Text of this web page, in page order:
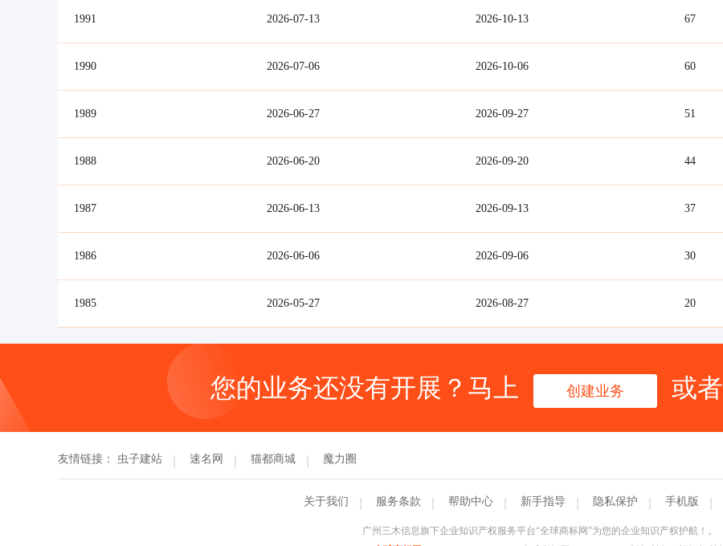
1991 2026-07-13 2026-10-13 67
1990 2026-07-06 2026-10-06 60
1989 2026-06-27 2026-09-27 51
1988 2026-06-20 2026-09-20 44
1987 2026-06-13 2026-09-13 37
1986 2026-06-06 2026-09-06 30
1985 2026-05-27 2026-08-27 20
您的业务还没有开展？马上 创建业务 或者
友情链接： 虫子建站 速名网 猫都商城 魔力圈
关于我们 服务条款 帮助中心 新手指导 隐私保护 手机版
广州三木信息旗下企业知识产权服务平台“全球商标网”为您的企业知识产权护航！。